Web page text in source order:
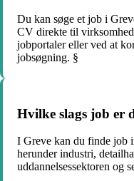
Du kan søge et job i
CV direkte til
jobportaler eller ved at
jobsøgning. §
Hvilke slags job er
I Greve kan du finde job
herunder industri,
uddannelsessektoren og